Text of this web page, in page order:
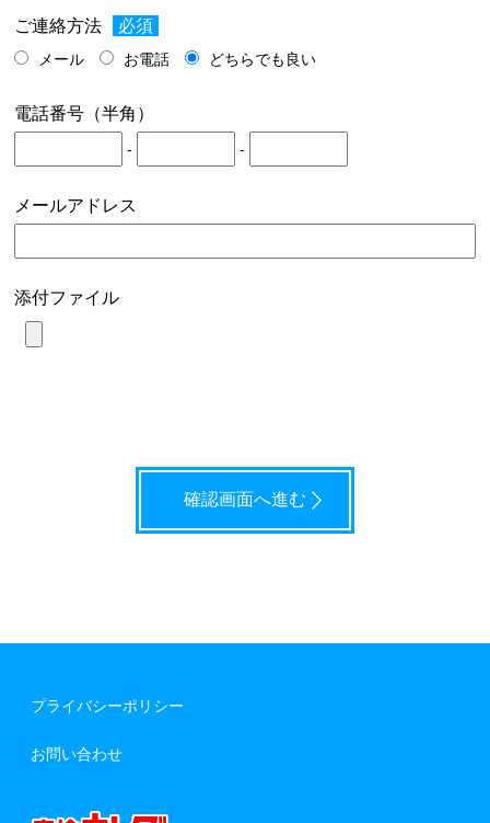
ご連絡方法
メール お電話 どちらでも良い
電話番号（半角）
- -
メールアドレス
添付ファイル
プライバシーポリシー
お問い合わせ